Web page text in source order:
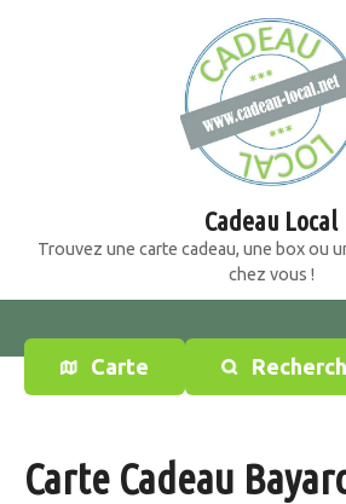
e
t
Cadeau Local
Trouvez une carte cadeau, une box ou
chez vous !
Carte
Carte Cadeau